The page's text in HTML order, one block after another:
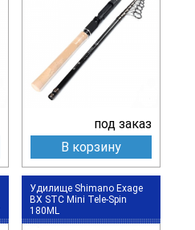
под заказ
В корзину
Удилище Shimano Exage
BX STC Mini Tele-Spin
180ML